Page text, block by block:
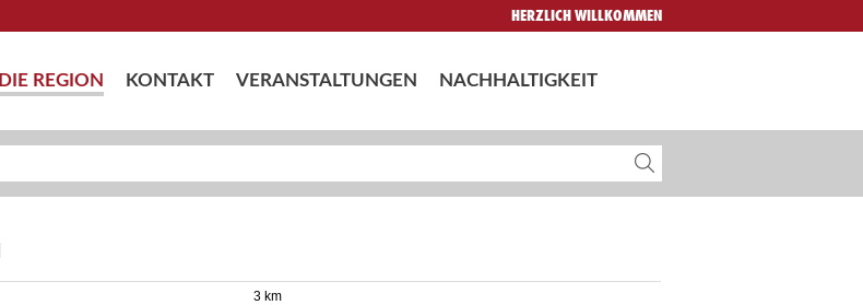
HERZLICH WILLKOMMEN
DIE REGION KONTAKT VERANSTALTUNGEN NACHHALTIGKEIT
3 km